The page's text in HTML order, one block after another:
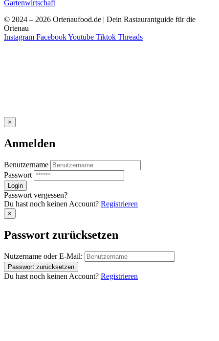
Gartenwirtschaft
© 2024 – 2026 Ortenaufood.de | Dein Rastaurantguide für die
Ortenau
Instagram FacebookYoutube Tiktok Threads
×
Anmelden
Benutzername
Passwort
Passwort vergessen?
Du hast noch keinen Account? Registrieren
×
Passwort zurücksetzen
Nutzername oder E-Mail:
Du hast noch keinen Account? Registrieren